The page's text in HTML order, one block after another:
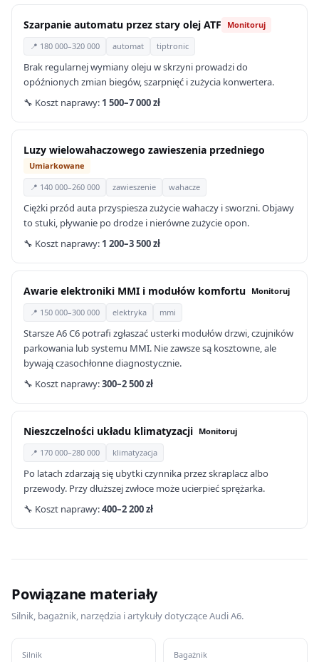
Szarpanie automatu przez stary olej ATF Monitoruj
📍 180 000–320 000 automat tiptronic
Brak regularnej wymiany oleju w skrzyni prowadzi do
opóźnionych zmian biegów, szarpnięć i zużycia konwertera.
🔧 Koszt naprawy: 1 500–7 000 zł
Luzy wielowahaczowego zawieszenia przedniego
Umiarkowane
📍 140 000–260 000
zawieszenie wahacze
Ciężki przód auta przyspiesza zużycie wahaczy i sworzni. Objawy
to stuki, pływanie po drodze i nierówne zużycie opon.
🔧 Koszt naprawy: 1 200–3 500 zł
Awarie elektroniki MMI i modułów komfortu Monitoruj
📍 150 000–300 000 elektryka mmi
Starsze A6 C6 potrafi zgłaszać usterki modułów drzwi, czujników
parkowania lub systemu MMI. Nie zawsze są kosztowne, ale
bywają czasochłonne diagnostycznie.
🔧 Koszt naprawy:300–2 500 zł
Nieszczelności układu klimatyzacji Monitoruj
📍 170 000–280 000 klimatyzacja
Po latach zdarzają się ubytki czynnika przez skraplacz albo
przewody. Przy dłuższej zwłoce może ucierpieć sprężarka.
🔧 Koszt naprawy:400–2 200 zł
Powiązane materiały
Silnik, bagażnik, narzędzia i artykuły dotyczące Audi A6.
Silnik Bagażnik